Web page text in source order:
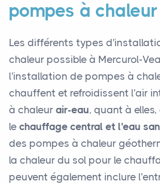
pompes à chaleur
Les différents types
chaleur possible à Mercurol-
l'installation de pompes à
chauffent et refroidissent l'air
à chaleur air-eau, quant à
le chauffage central et l'eau
des pompes à chaleur
la chaleur du sol pour le
peuvent également inclure